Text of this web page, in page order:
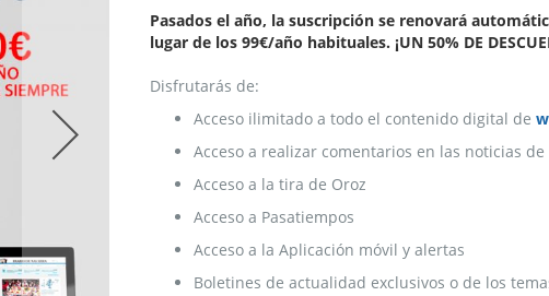
Pasados el año, la suscripción se renovará
lugar de los 99€/año habituales. ¡UN 50% DE
Disfrutarás de:
Acceso ilimitado a todo el contenido digital de
Acceso a realizar comentarios en las noticias de
Acceso a la tira de Oroz
Acceso a Pasatiempos
Acceso a la Aplicación móvil y alertas
Boletines de actualidad exclusivos o de los